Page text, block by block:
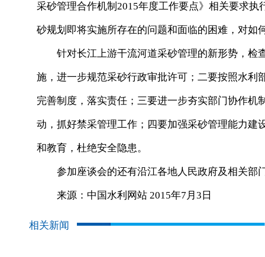
采砂管理合作机制2015年度工作要点》相关要求
砂规划即将实施所存在的问题和面临的困难，对如
针对长江上游干流河道采砂管理的新形势，检
施，进一步规范采砂行政审批许可；二要按照水
完善制度，落实责任；三要进一步夯实部门协作
动，抓好禁采管理工作；四要加强采砂管理能力
和教育，杜绝安全隐患。
参加座谈会的还有沿江各地人民政府及相关部
来源：中国水利网站 2015年7月3日
相关新闻